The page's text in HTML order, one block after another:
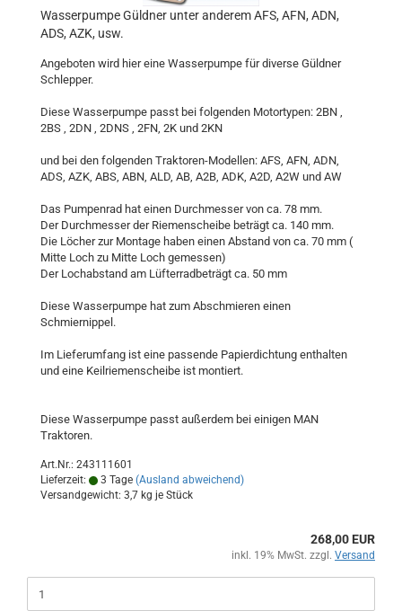
Wasserpumpe Güldner unter anderem AFS, AFN, ADN,
ADS, AZK, usw.
Angeboten wird hier eine Wasserpumpe für diverse Güldner
Schlepper.
Diese Wasserpumpe passt bei folgenden Motortypen: 2BN ,
2BS , 2DN , 2DNS , 2FN, 2K und 2KN
und bei den folgenden Traktoren-Modellen: AFS, AFN, ADN,
ADS, AZK, ABS, ABN, ALD, AB, A2B, ADK, A2D, A2W und AW
Das Pumpenrad hat einen Durchmesser von ca. 78 mm.
Der Durchmesser der Riemenscheibe beträgt ca. 140 mm.
Die Löcher zur Montage haben einen Abstand von ca. 70 mm (
Mitte Loch zu Mitte Loch gemessen)
Der Lochabstand am Lüfterradbeträgt ca. 50 mm
Diese Wasserpumpe hat zum Abschmieren einen
Schmiernippel.
Im Lieferumfang ist eine passende Papierdichtung enthalten
und eine Keilriemenscheibe ist montiert.
Diese Wasserpumpe passt außerdem bei einigen MAN
Traktoren.
Art.Nr.: 243111601
Lieferzeit:
3 Tage (Ausland abweichend)
Versandgewicht: 3,7 kg je Stück
268,00 EUR
inkl. 19% MwSt. zzgl. Versand